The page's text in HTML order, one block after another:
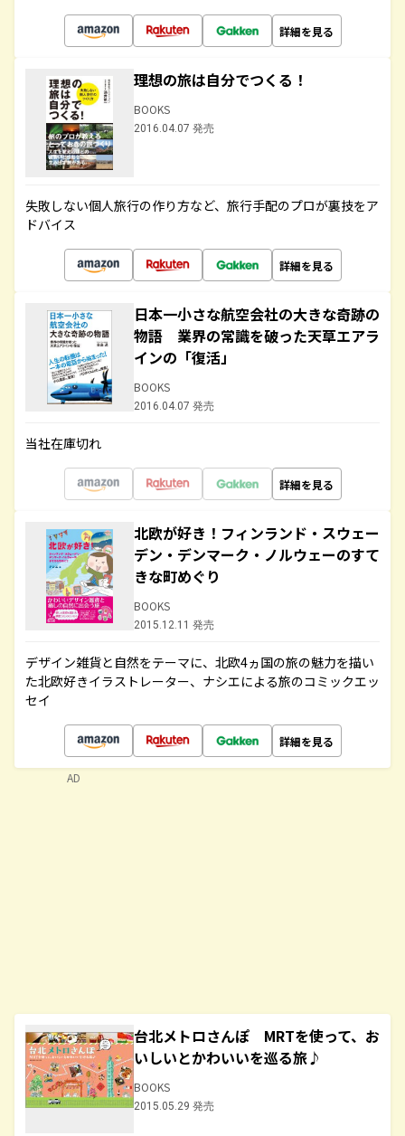
詳細を見る
理想の旅は自分でつくる！
BOOKS
2016.04.07 発売
失敗しない個人旅行の作り方など、旅行手配のプロが裏技をア
ドバイス
詳細を見る
日本一小さな航空会社の大きな奇跡の
物語 業界の常識を破った天草エアラ
インの「復活」
BOOKS
2016.04.07 発売
当社在庫切れ
詳細を見る
北欧が好き！フィンランド・スウェー
デン・デンマーク・ノルウェーのすて
きな町めぐり
BOOKS
2015.12.11 発売
デザイン雑貨と自然をテーマに、北欧4ヵ国の旅の魅力を描い
た北欧好きイラストレーター、ナシエによる旅のコミックエッ
セイ
詳細を見る
台北メトロさんぽ MRTを使って、お
いしいとかわいいを巡る旅♪
BOOKS
2015.05.29 発売
AD